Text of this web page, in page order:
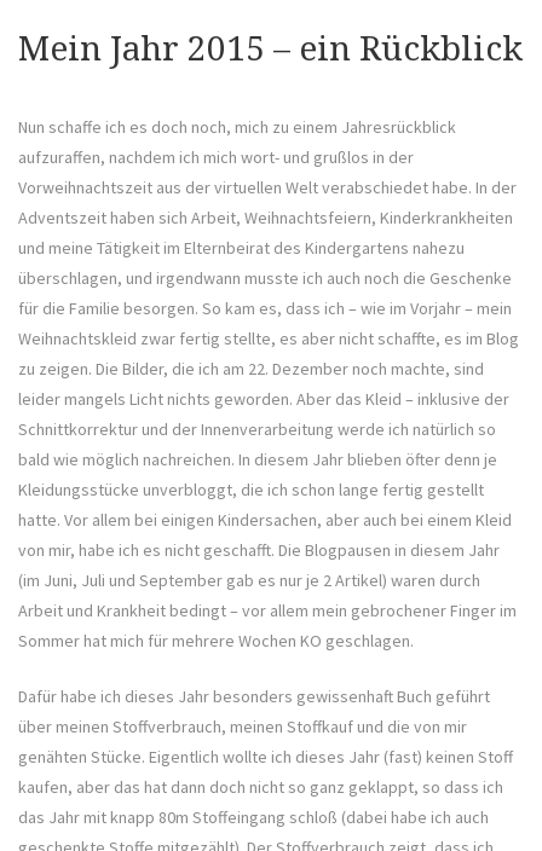
Mein Jahr 2015 – ein Rückblick
Nun schaffe ich es doch noch, mich zu einem Jahresrückblick
aufzuraffen, nachdem ich mich wort- und grußlos in der
Vorweihnachtszeit aus der virtuellen Welt verabschiedet habe. In der
Adventszeit haben sich Arbeit, Weihnachtsfeiern, Kinderkrankheiten
und meine Tätigkeit im Elternbeirat des Kindergartens nahezu
überschlagen, und irgendwann musste ich auch noch die Geschenke
für die Familie besorgen. So kam es, dass ich – wie im Vorjahr – mein
Weihnachtskleid zwar fertig stellte, es aber nicht schaffte, es im Blog
zu zeigen. Die Bilder, die ich am 22. Dezember noch machte, sind
leider mangels Licht nichts geworden. Aber das Kleid – inklusive der
Schnittkorrektur und der Innenverarbeitung werde ich natürlich so
bald wie möglich nachreichen. In diesem Jahr blieben öfter denn je
Kleidungsstücke unverbloggt, die ich schon lange fertig gestellt
hatte. Vor allem bei einigen Kindersachen, aber auch bei einem Kleid
von mir, habe ich es nicht geschafft. Die Blogpausen in diesem Jahr
(im Juni, Juli und September gab es nur je 2 Artikel) waren durch
Arbeit und Krankheit bedingt – vor allem mein gebrochener Finger im
Sommer hat mich für mehrere Wochen KO geschlagen.
Dafür habe ich dieses Jahr besonders gewissenhaft Buch geführt
über meinen Stoffverbrauch, meinen Stoffkauf und die von mir
genähten Stücke. Eigentlich wollte ich dieses Jahr (fast) keinen Stoff
kaufen, aber das hat dann doch nicht so ganz geklappt, so dass ich
das Jahr mit knapp 80m Stoffeingang schloß (dabei habe ich auch